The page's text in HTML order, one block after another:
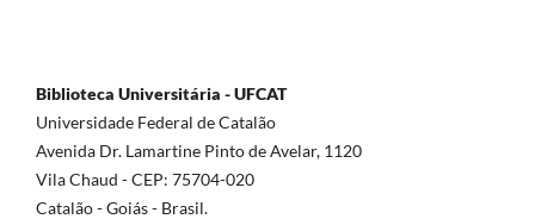
Biblioteca Universitária - UFCAT
Universidade Federal de Catalão
Avenida Dr. Lamartine Pinto de Avelar, 1120
Vila Chaud - CEP: 75704-020
Catalão - Goiás - Brasil.